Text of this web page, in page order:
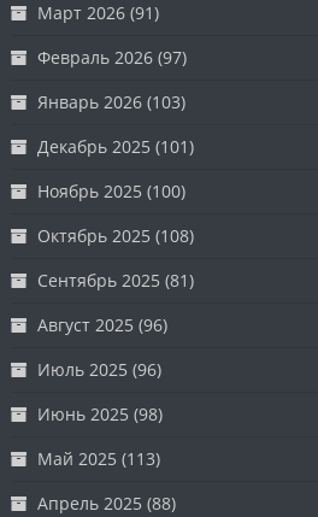
Март 2026 (91)
Февраль 2026 (97)
Январь 2026 (103)
Декабрь 2025 (101)
Ноябрь 2025 (100)
Октябрь 2025 (108)
Сентябрь 2025 (81)
Август 2025 (96)
Июль 2025 (96)
Июнь 2025 (98)
Май 2025 (113)
Апрель 2025 (88)